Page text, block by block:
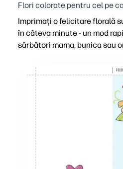
Flori colorate pentru cel pe
Imprimați o felicitare florală
în câteva minute - un mod
sărbători mama, bunica sau
Comoditate pentru
Perfect pentru cadouri
Ușor de personalizat -
Excelent pentru acasă